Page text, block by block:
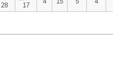
28
17